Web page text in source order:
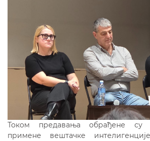
Током предавања обрађене су
примене вештачке